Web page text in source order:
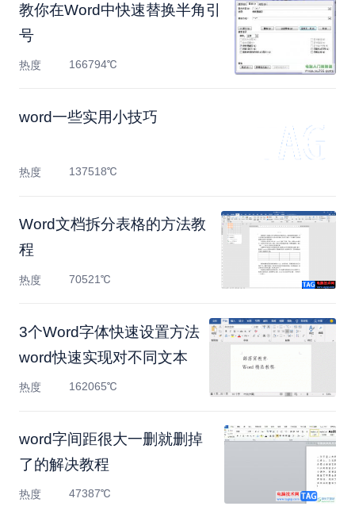
教你在Word中快速替换半角引
号
热度 166794℃
word一些实用小技巧
热度 137518℃
Word文档拆分表格的方法教
程
热度 70521℃
3个Word字体快速设置方法
word快速实现对不同文本
热度 162065℃
​word字间距很大一删就删掉
了的解决教程
热度 47387℃